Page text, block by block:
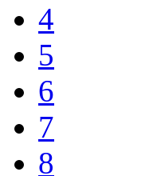
4
5
6
7
8